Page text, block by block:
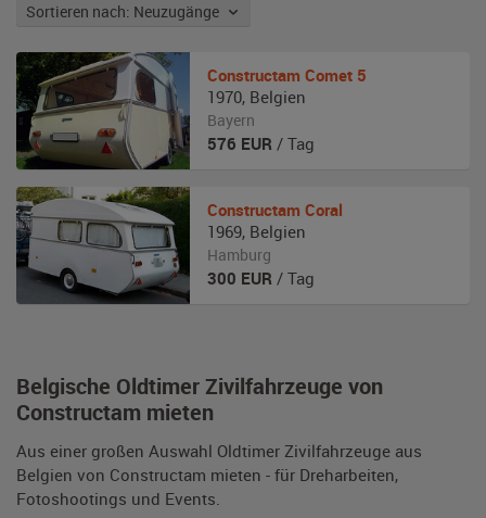
Sortieren nach: Neuzugänge
Belgische Oldtimer Zivilfahrzeuge von
Constructam mieten
Aus einer großen Auswahl Oldtimer Zivilfahrzeuge aus
Belgien von Constructam mieten - für Dreharbeiten,
Fotoshootings und Events.
Constructam Comet 5
1970, Belgien
Bayern
576 EUR / Tag
Constructam Coral
1969, Belgien
Hamburg
300 EUR / Tag